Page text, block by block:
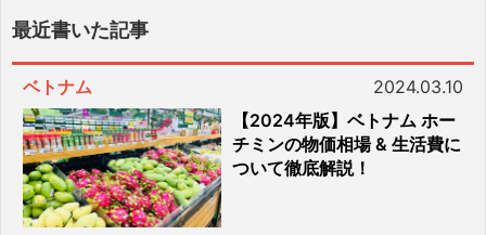
最近書いた記事
ベトナム
2024.03.10
【2024年版】ベトナム ホー
チミンの物価相場 & 生活費に
ついて徹底解説！